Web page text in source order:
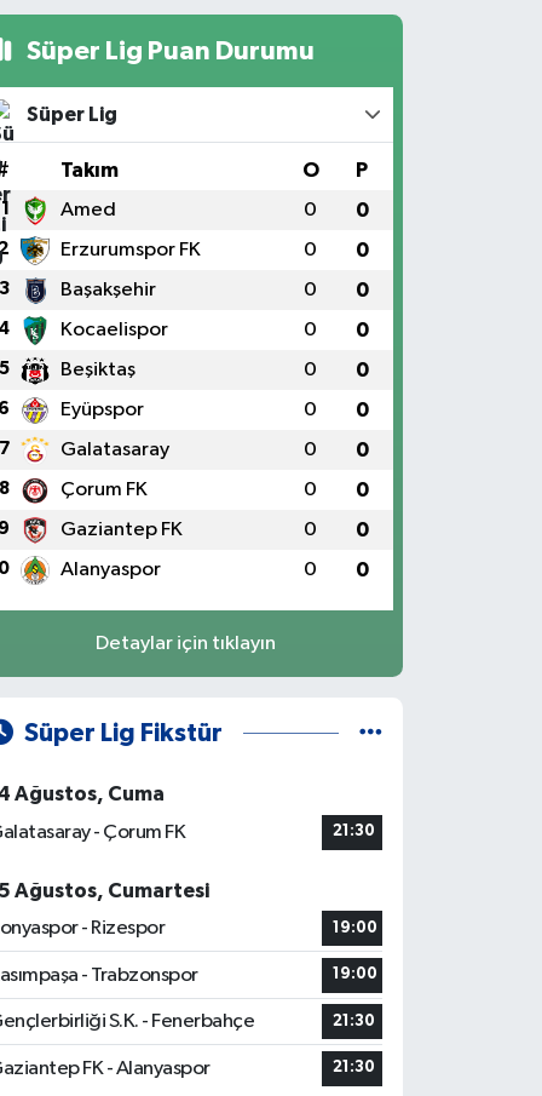
Süper Lig Puan Durumu
Süper Lig
Takım O P
1 Amed 0 0
Erzurumspor FK 0 0
3 Başakşehir 0 0
4 Kocaelispor 0 0
5 Beşiktaş 0 0
6 Eyüpspor 0 0
7 Galatasaray 0 0
8 Çorum FK 0 0
9 Gaziantep FK 0 0
Alanyaspor 0 0
Detaylar için tıklayın
Süper Lig Fikstür
Ağustos, Cuma
- Çorum FK
21:30
Ağustos, Cumartesi
- Rizespor
19:00
- Trabzonspor 19:00
S.K. - Fenerbahçe 21:30
FK - Alanyaspor 21:30